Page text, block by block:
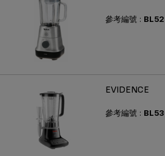
參考編號 :
EVIDENCE
參考編號 :